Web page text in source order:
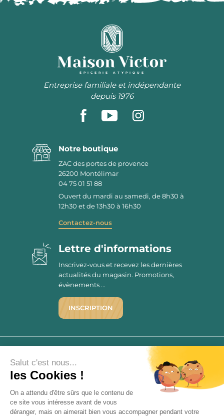
ÉPICERIE ATYPIQUE
Entreprise familiale et indépendante
depuis 1976
Notre boutique
ZAC des portes de provence
26200 Montélimar
04 75 01 51 88
Ouvert du mardi au samedi, de 8h30 à
12h30 et de 13h30 à 16h30
Contactez-nous
2779 AVIS
9.7/10
Lettre d'informations
Inscrivez-vous et recevez les dernières
actualités du magasin. Promotions,
évènements ...
INSCRIPTION
Qui sommes-nous ?
Mentions légales
Politique de confidentialité
Salut c'est nous...
les Cookies !
On a attendu d'être sûrs que le contenu de
ce site vous intéresse avant de vous
déranger, mais on aimerait bien vous accompagner pendant votre